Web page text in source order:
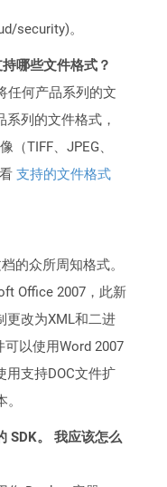
security)。
哪些文件格式？
任何产品系列的文
列的文件格式，
（TIFF、JPEG、
支持的文件格式
的众所周知格式。
Office 2007，此新
更改为XML和二进
可以使用Word 2007
用支持DOC文件扩
SDK。 我应该怎么